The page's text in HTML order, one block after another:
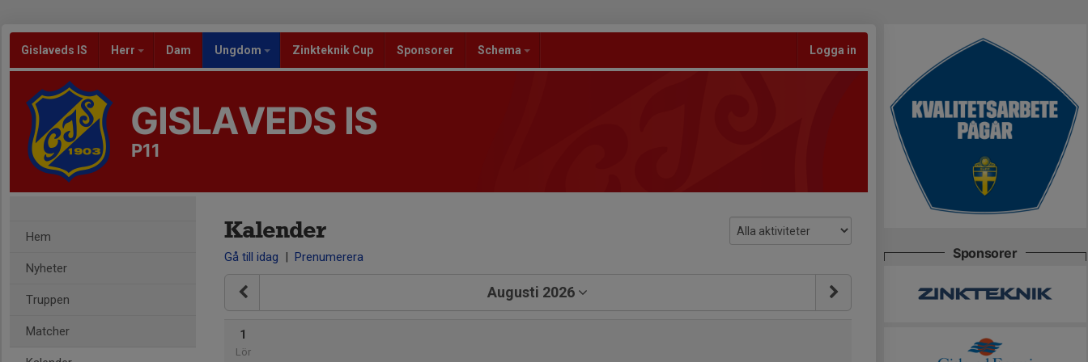
Gislaveds IS Herr Dam Ungdom Zinkteknik Cup Sponsorer Schema Logga in
GISLAVEDS IS
P11
Hem
Nyheter
Truppen
Matcher
Kalender
Gå till idag | Prenumerera
Augusti 2026
1
Lör
Sponsorer